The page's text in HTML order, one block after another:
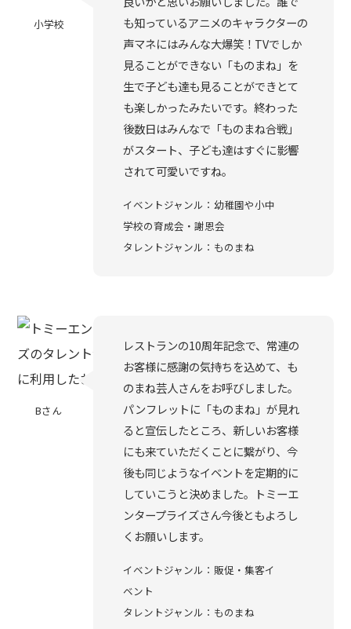
小学校
も知っているアニメのキャラクターの
声マネにはみんな大爆笑！TVでしか
見ることができない「ものまね」を
生で子ども達も見ることができとて
も楽しかったみたいです。終わった
後数日はみんなで「ものまね合戦」
がスタート、子ども達はすぐに影響
されて可愛いですね。
イベントジャンル：幼稚園や小中
学校の育成会・謝恩会
タレントジャンル：ものまね
Bさん
レストランの10周年記念で、常連の
お客様に感謝の気持ちを込めて、も
のまね芸人さんをお呼びしました。
パンフレットに「ものまね」が見れ
ると宣伝したところ、新しいお客様
にも来ていただくことに繋がり、今
後も同じようなイベントを定期的に
していこうと決めました。トミーエ
ンタープライズさん今後ともよろし
くお願いします。
イベントジャンル：販促・集客イ
ベント
タレントジャンル：ものまね